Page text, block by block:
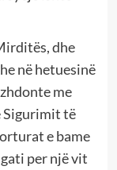
dhe
në hetuesinë
me
Sigurimit të
e bame
per një vit